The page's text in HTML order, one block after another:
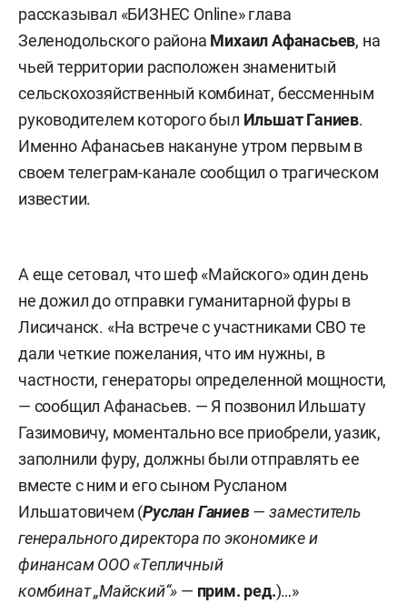
рассказывал «БИЗНЕС Online» глава
Зеленодольского района Михаил Афанасьев, на
чьей территории расположен знаменитый
сельскохозяйственный комбинат, бессменным
руководителем которого был Ильшат Ганиев.
Именно Афанасьев накануне утром первым в
своем телеграм-канале сообщил о трагическом
известии.
А еще сетовал, что шеф «Майского» один день
не дожил до отправки гуманитарной фуры в
Лисичанск. «На встрече с участниками СВО те
дали четкие пожелания, что им нужны, в
частности, генераторы определенной мощности,
— сообщил Афанасьев. — Я позвонил Ильшату
Газимовичу, моментально все приобрели, уазик,
заполнили фуру, должны были отправлять ее
вместе с ним и его сыном Русланом
Ильшатовичем (Руслан Ганиев— заместитель
генерального директора по экономике и
финансам ООО «Тепличный
комбинат„Майский“» — прим. ред.)…»